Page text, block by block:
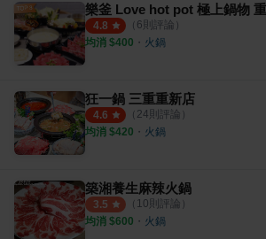
樂釜 Love hot pot 極上鍋物
4.8 （ 6則評論）
均消 $400 ・ 火鍋
狂一鍋 三重重新店
4.6 （ 24則評論）
均消 $420 ・ 火鍋
築湘養生麻辣火鍋
3.5 （ 10則評論）
均消 $600 ・ 火鍋